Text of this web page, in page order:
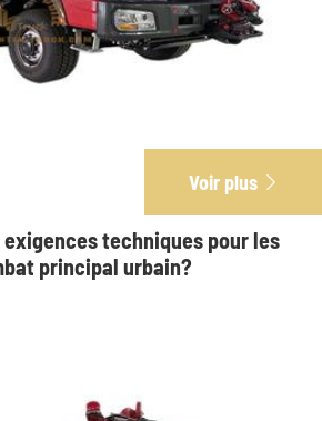
Voir plus 
techniques pour les
principal urbain?